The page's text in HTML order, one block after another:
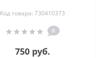
Код товара: 730410373
0
750 руб.